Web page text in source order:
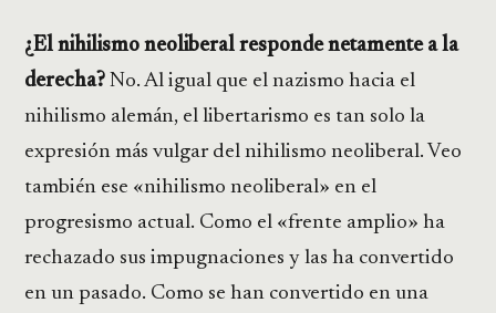
¿El nihilismo neoliberal responde netamente a la
derecha? No. Al igual que el nazismo hacia el
nihilismo alemán, el libertarismo es tan solo la
expresión más vulgar del nihilismo neoliberal. Veo
también ese «nihilismo neoliberal» en el
progresismo actual. Como el «frente amplio» ha
rechazado sus impugnaciones y las ha convertido
en un pasado. Como se han convertido en una